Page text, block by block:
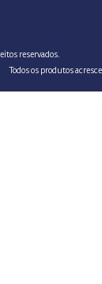
reservados.
Todos os produtos